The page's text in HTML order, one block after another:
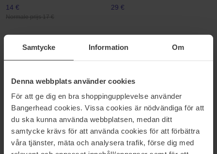
Samtycke Information Om
Denna webbplats använder cookies
För att ge dig en bra shoppingupplevelse använder
Bangerhead cookies. Vissa cookies är nödvändiga för att
du ska kunna använda webbplatsen, medan ditt
samtycke krävs för att använda cookies för att förbättra
våra tjänster, mäta och analysera trafik, förse dig med
14 €
Normale prijs 17 €
29 €
Klairs
Freshly Juiced Vitamin Charging
45 €
Klairs
Freshly Juiced Vitamin E Mask
14 €
Klairs
Freshly Juiced Vitamin Essence
180 ml
Klairs
Freshly Juiced Vitamin Mask
Cleanser
150 ml